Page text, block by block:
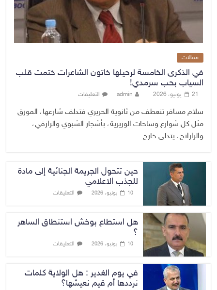
مقالات
في الذكرى الخامسة لرحيلها خاتون الشاعرات ختمت قلب
السياب بحب سرمدي!
21 يونيو، 2026 admin التعليقات
سلام مسافر تنعطف من ثانوية الحريري فتدلف شارعها، المورق
مثل كل شوارع وساحات الوزيرية، بأشجار الشبوي والرازقي،
والرارانج، يتدلى خارج
حين تتحول الجريمة الجنائية إلى مادة
للجذب الاعلامي
10 يونيو، 2026 التعليقات
هل استطاع بوخش استنطاق الساهر
؟
10 يونيو، 2026 التعليقات
في يوم الغدير : هل الولاية كلمات
نرددها أم قيم نعيشها؟